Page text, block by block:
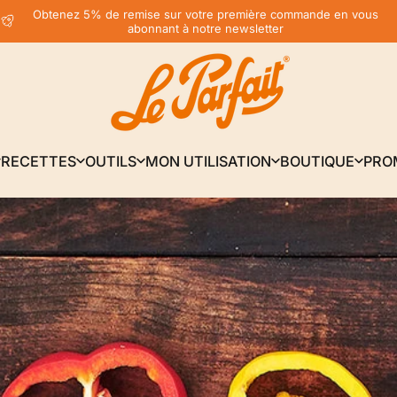
Obtenez 5% de remise sur votre première commande en vous
abonnant à notre newsletter
Diaporama Pause
LE PARFAIT® | BOUTIQUE OFFICIELLE
RECETTES
RECETTES
OUTILS
OUTILS
MON UTILISATION
MON UTILISATION
BOUTIQUE
BOUTIQUE